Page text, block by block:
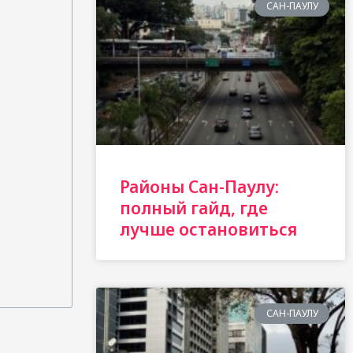
САН-ПАУЛУ
Районы Сан-Паулу:
полный гайд, где
лучше остановиться
САН-ПАУЛУ